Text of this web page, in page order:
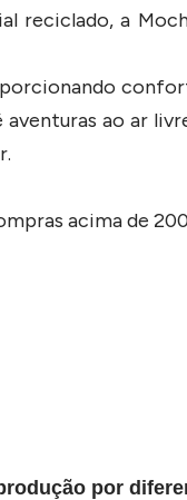
reciclado, a
ao ar
acima de
por